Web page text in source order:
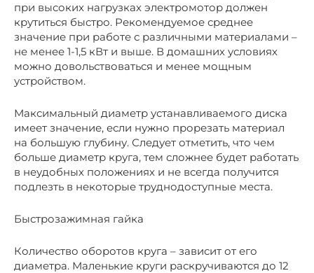
при высоких нагрузках электромотор должен
крутиться быстро. Рекомендуемое среднее
значение при работе с различными материалами –
не менее 1-1,5 кВт и выше. В домашних условиях
можно довольствоваться и менее мощным
устройством.
Максимальный диаметр устанавливаемого диска
имеет значение, если нужно прорезать материал
на большую глубину. Следует отметить, что чем
больше диаметр круга, тем сложнее будет работать
в неудобных положениях и не всегда получится
подлезть в некоторые труднодоступные места.
Быстрозажимная гайка
Количество оборотов круга – зависит от его
диаметра. Маленькие круги раскручиваются до 12